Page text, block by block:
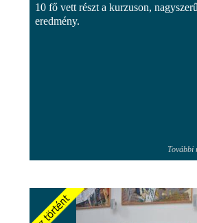
10 fő vett részt a kurzuson,
eredmény.
További